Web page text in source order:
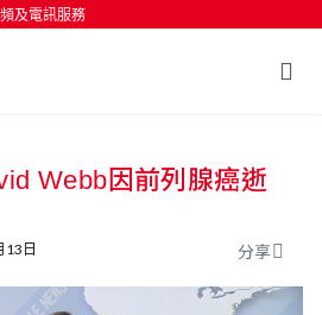
及電訊服務
按輸入鍵開始搜尋
Webb因前列腺癌逝
13日 分享